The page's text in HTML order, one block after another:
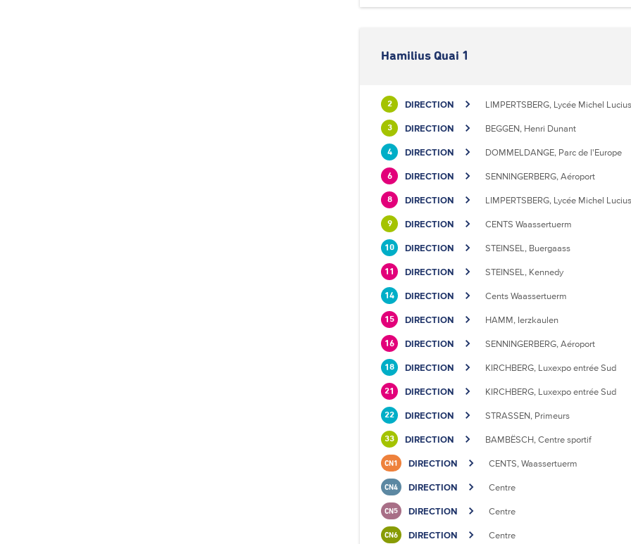
Hamilius Quai 1
2 DIRECTION LIMPERTSBERG, Lycée Michel Lucius
3 DIRECTION BEGGEN, Henri Dunant
4 DIRECTION DOMMELDANGE, Parc de l'Europe
6 DIRECTION SENNINGERBERG, Aéroport
8 DIRECTION LIMPERTSBERG, Lycée Michel Lucius
9 DIRECTION CENTS Waassertuerm
10 DIRECTION STEINSEL, Buergaass
11 DIRECTION STEINSEL, Kennedy
14 DIRECTION Cents Waassertuerm
15 DIRECTION HAMM, Ierzkaulen
16 DIRECTION SENNINGERBERG, Aéroport
18 DIRECTION KIRCHBERG, Luxexpo entrée Sud
21 DIRECTION KIRCHBERG, Luxexpo entrée Sud
22 DIRECTION STRASSEN, Primeurs
33 DIRECTION BAMBËSCH, Centre sportif
CN1 DIRECTION CENTS, Waassertuerm
CN4 DIRECTION Centre
CN5 DIRECTION Centre
CN6 DIRECTION Centre